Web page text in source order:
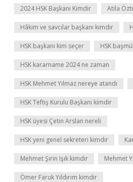
2024 HSK Başkanı Kimdir Atila
Hâkim ve savcılar başkanı kimdir
HSK başkanı kim seçer HSK
HSK kararname 2024 ne zaman
HSK Mehmet Yılmaz nereye atandı
HSK Teftiş Kurulu Başkanı kimdir
HSK üyesi Çetin Arslan nereli
HSK yeni genel sekreteri kimdir
Mehmet Şirin Işık kimdir Mehmet
Ömer Faruk Yıldırım kimdir